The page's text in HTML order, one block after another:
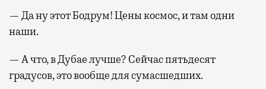
— Да ну этот Бодрум! Цены космос, и там одни
наши.
— А что, в Дубае лучше? Сейчас пятьдесят
градусов, это вообще для сумасшедших.